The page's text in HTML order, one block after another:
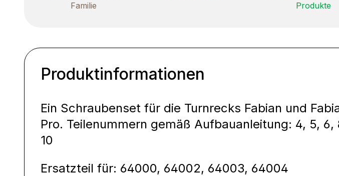
Familie
Produkte
Produktinformationen
Ein Schraubenset für die Turnrecks Fabian und
Pro. Teilenummern gemäß Aufbauanleitung: 4, 5, 6,
10
Ersatzteil für: 64000, 64002, 64003, 64004